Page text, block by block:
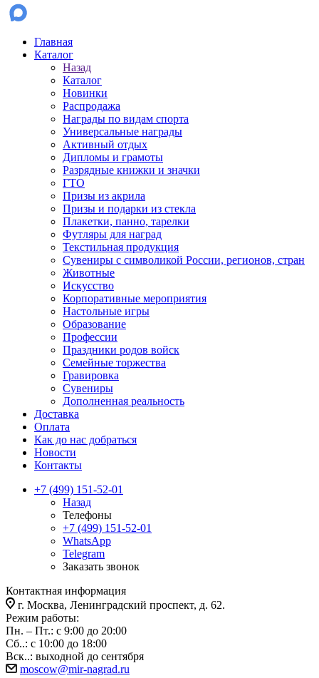
Главная
Каталог
Назад
Каталог
Новинки
Распродажа
Награды по видам спорта
Универсальные награды
Активный отдых
Дипломы и грамоты
Разрядные книжки и значки
ГТО
Призы из акрила
Призы и подарки из стекла
Плакетки, панно, тарелки
Футляры для наград
Текстильная продукция
Сувениры с символикой России, регионов, стран
Животные
Искусство
Корпоративные мероприятия
Настольные игры
Образование
Профессии
Праздники родов войск
Семейные торжества
Гравировка
Сувениры
Дополненная реальность
Доставка
Оплата
Как до нас добраться
Новости
Контакты
+7 (499) 151-52-01
Назад
Телефоны
+7 (499) 151-52-01
WhatsApp
Telegram
Заказать звонок
Контактная информация
г. Москва, Ленинградский проспект, д. 62.
Режим работы:
Пн. – Пт.: с 9:00 до 20:00
Сб..: с 10:00 до 18:00
Вск..: выходной до сентября
moscow@mir-nagrad.ru